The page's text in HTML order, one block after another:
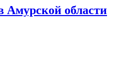
области